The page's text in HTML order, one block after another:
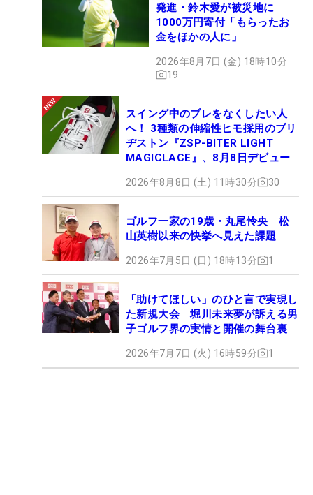
発進・鈴木愛が被災地に
1000万円寄付「もらったお
金をほかの人に」
2026年8月7日 (金) 18時10分
19
スイング中のブレをなくしたい人
へ！ 3種類の伸縮性ヒモ採用のブリ
ヂストン『ZSP-BITER LIGHT
MAGICLACE』、8月8日デビュー
2026年8月8日 (土) 11時30分 30
ゴルフ一家の19歳・丸尾怜央 松
山英樹以来の快挙へ見えた課題
2026年7月5日 (日) 18時13分 1
「助けてほしい」のひと言で実現し
た新規大会 堀川未来夢が訴える男
子ゴルフ界の実情と開催の舞台裏
2026年7月7日 (火) 16時59分 1